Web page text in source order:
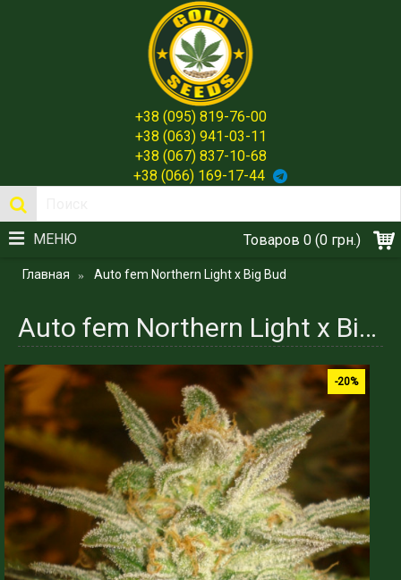
+38 (095) 819-76-00
+38 (063) 941-03-11
+38 (067) 837-10-68
+38 (066) 169-17-44
Товаров 0 (0 грн.)
МЕНЮ
Главная Auto fem Northern Light x Big Bud
Auto fem Northern Light x Big Bud семена конопли индики сорта Spain Gold
-20%